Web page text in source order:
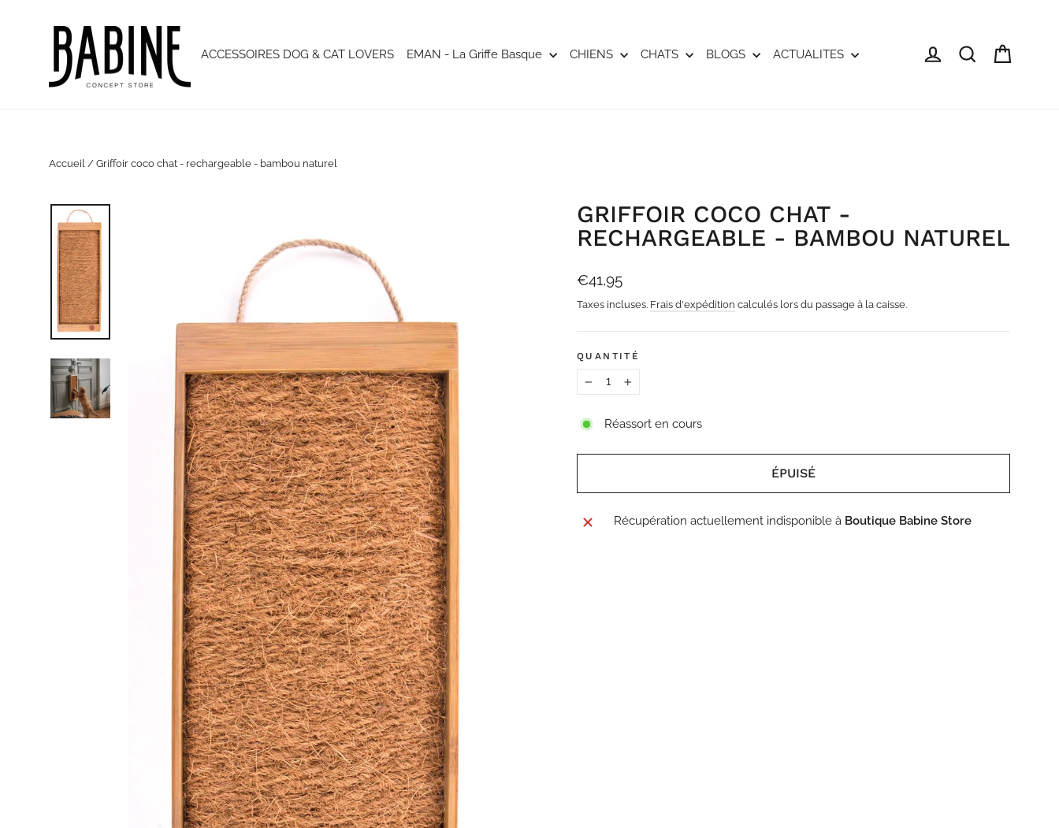
ACCESSOIRES DOG & CAT LOVERS
EMAN - La Griffe Basque CHIENS CHATS BLOGS ACTUALITES Se connecterRechercher
Accueil / Griffoir coco chat - rechargeable - bambou naturel
GRIFFOIR COCO CHAT -
RECHARGEABLE - BAMBOU NATUREL
Prix
€41,95
Taxes incluses. Frais d'expédition calculés lors du passage à la caisse.
QUANTITÉ
+
Réassort en cours
ÉPUISÉ
Récupération actuellement indisponible à Boutique Babine Store